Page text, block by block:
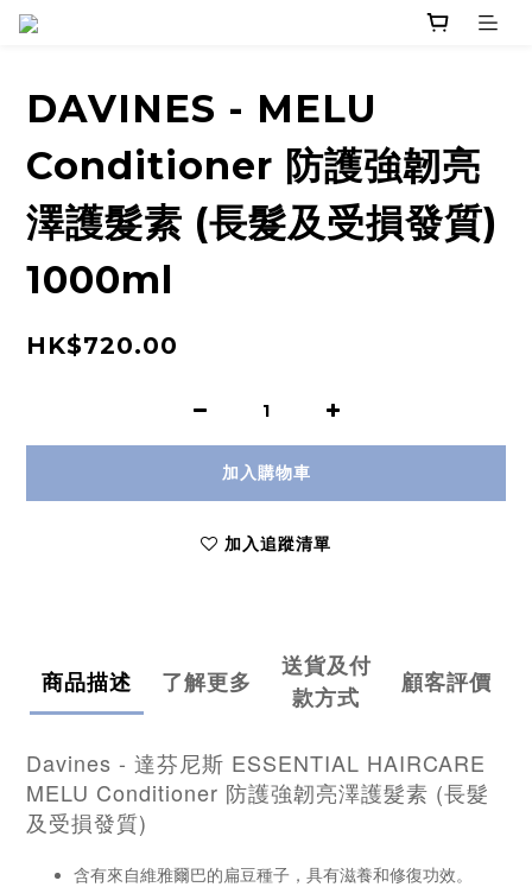
DAVINES - MELU
Conditioner 防護強韌亮
澤護髮素 (長髮及受損發質)
1000ml
HK$720.00
加入購物車
加入追蹤清單
商品描述 了解更多
送貨及付
款方式
顧客評價
Davines - 達芬尼斯 ESSENTIAL HAIRCARE
MELU Conditioner 防護強韌亮澤護髮素 (長髮
及受損發質)
含有來自維雅爾巴的扁豆種子，具有滋養和修復功效。